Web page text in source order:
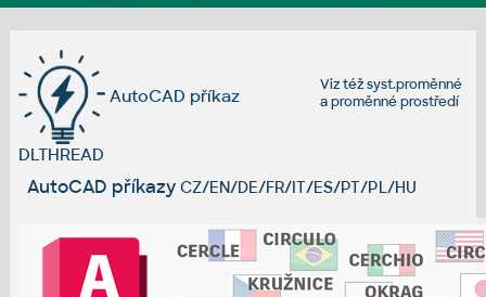
Viz téžsyst.proměnné
aproměnné prostředí
AutoCAD příkaz
DLTHREAD
AutoCAD příkazy CZ/EN/DE/FR/IT/ES/PT/PL/HU